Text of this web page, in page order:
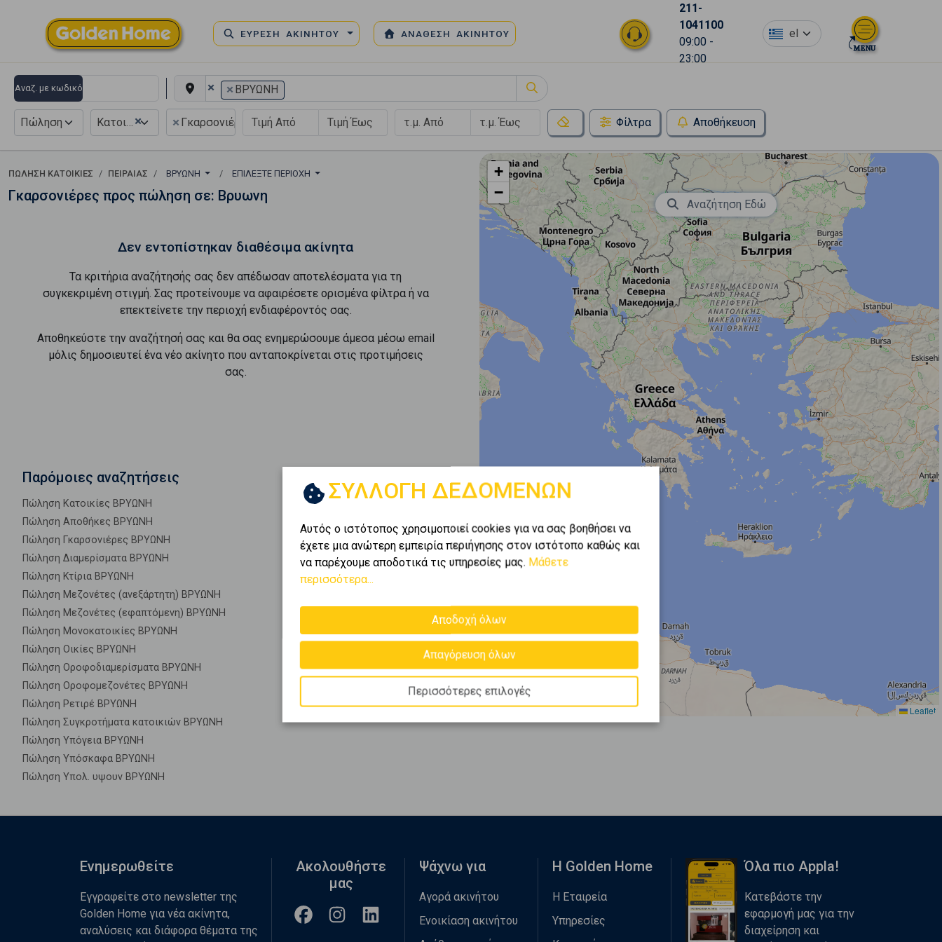
ΕΥΡΕΣΗ ΑΚΙΝΗΤΟΥ ΑΝΑΘΕΣΗ ΑΚΙΝΗΤΟΥ
211-
1041100
09:00 -
23:00
el
Αναζ. με κωδικό × × ΒΡΥΩΝΗ
Πώληση ×
Κατοικία × Γκαρσονιέρα Φίλτρα Αποθήκευση
ΠΏΛΗΣΗ ΚΑΤΟΙΚΊΕΣ ΠΕΙΡΑΙΑΣ ΒΡΥΩΝΗ ΕΠΙΛΈΞΤΕ ΠΕΡΙΟΧΉ
Γκαρσονιέρες προς πώληση σε: Βρυωνη
Δεν εντοπίστηκαν διαθέσιμα ακίνητα
Τα κριτήρια αναζήτησής σας δεν απέδωσαν αποτελέσματα για τη
συγκεκριμένη στιγμή. Σας προτείνουμε να αφαιρέσετε ορισμένα φίλτρα ή να
επεκτείνετε την περιοχή ενδιαφέροντός σας.
Αποθηκεύστε την αναζήτησή σας και θα σας ενημερώσουμε άμεσα μέσω email
μόλις δημοσιευτεί ένα νέο ακίνητο που ανταποκρίνεται στις προτιμήσεις
σας.
Παρόμοιες αναζητήσεις
Πώληση Κατοικίες ΒΡΥΩΝΗ
Πώληση Αποθήκες ΒΡΥΩΝΗ
Πώληση Γκαρσονιέρες ΒΡΥΩΝΗ
Πώληση Διαμερίσματα ΒΡΥΩΝΗ
Πώληση Κτίρια ΒΡΥΩΝΗ
Πώληση Μεζονέτες (ανεξάρτητη) ΒΡΥΩΝΗ
Πώληση Μεζονέτες (εφαπτόμενη) ΒΡΥΩΝΗ
Πώληση Μονοκατοικίες ΒΡΥΩΝΗ
Πώληση Οικίες ΒΡΥΩΝΗ
Πώληση Οροφοδιαμερίσματα ΒΡΥΩΝΗ
Πώληση Οροφομεζονέτες ΒΡΥΩΝΗ
Πώληση Ρετιρέ ΒΡΥΩΝΗ
Πώληση Συγκροτήματα κατοικιών ΒΡΥΩΝΗ
Πώληση Υπόγεια ΒΡΥΩΝΗ
Πώληση Υπόσκαφα ΒΡΥΩΝΗ
Πώληση Υπολ. υψουν ΒΡΥΩΝΗ
+
−
Leaflet
Αναζήτηση Εδώ
ΣΥΛΛΟΓΗ ΔΕΔΟΜΕΝΩΝ
Αυτός ο ιστότοπος χρησιμοποιεί cookies για να σας βοηθήσει να
έχετε μια ανώτερη εμπειρία περιήγησης στον ιστότοπο καθώς και
να παρέχουμε αποδοτικά τις υπηρεσίες μας. Μάθετε
περισσότερα...
Αποδοχή όλων
Απαγόρευση όλων
Περισσότερες επιλογές
Ενημερωθείτε
Εγγραφείτε στο newsletter της
Golden Home για νέα ακίνητα,
αναλύσεις και διάφορα θέματα της
Ακολουθήστε
μας
Ψάχνω για
Αγορά ακινήτου
Ενοικίαση ακινήτου
Η Golden Home
Η Εταιρεία
Υπηρεσίες
Όλα πιο Appla!
Κατεβάστε την
εφαρμογή μας για την
διαχείρηση και